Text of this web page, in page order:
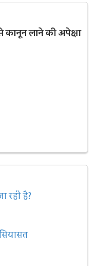
कानून लाने की अपेक्षा
रही है?